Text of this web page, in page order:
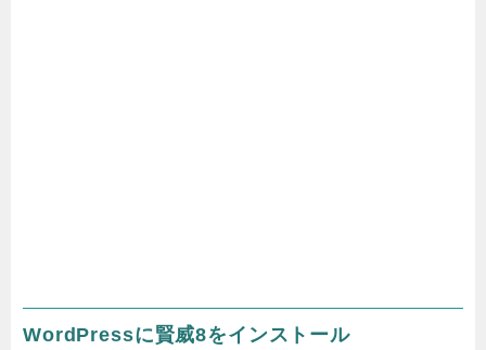
WordPressに賢威8をインストール